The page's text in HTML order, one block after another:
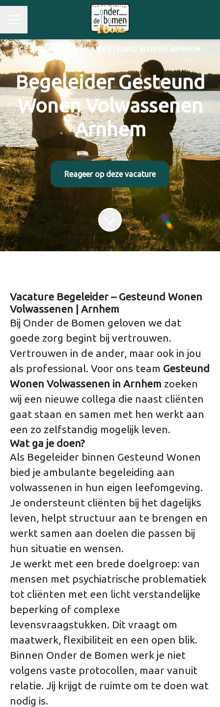
GESTEUND WONEN · GESTEUND WONEN ARNHEM
Begeleider Gesteund
Wonen Volwassenen
Arnhem
Reageer op deze vacature
Vacature Begeleider – Gesteund Wonen
Volwassenen | Arnhem
Bij Onder de Bomen geloven we dat
goede zorg begint bij vertrouwen.
Vertrouwen in de ander, maar ook in jou
als professional. Voor ons team Gesteund
Wonen Volwassenen in Arnhem zoeken
wij een nieuwe collega die naast cliënten
gaat staan en samen met hen werkt aan
een zo zelfstandig mogelijk leven.
Wat ga je doen?
Als Begeleider binnen Gesteund Wonen
bied je ambulante begeleiding aan
volwassenen in hun eigen leefomgeving.
Je ondersteunt cliënten bij het dagelijks
leven, helpt structuur aan te brengen en
werkt samen aan doelen die passen bij
hun situatie en wensen.
Je werkt met een brede doelgroep: van
mensen met psychiatrische problematiek
tot cliënten met een licht verstandelijke
beperking of complexe
levensvraagstukken. Dit vraagt om
maatwerk, flexibiliteit en een open blik.
Binnen Onder de Bomen werk je niet
volgens vaste protocollen, maar vanuit
relatie. Jij krijgt de ruimte om te doen wat
nodig is.